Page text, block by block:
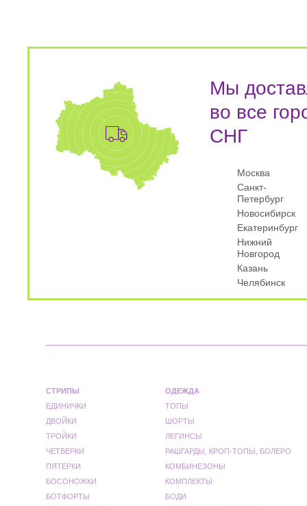
Мы
во все
СНГ
Москва
Санкт-
Петербург
Новосибирск
Екатеринбург
Нижний
Новгород
Казань
Челябинск
СТРИПЫ
ЕДИНИЧКИ
ДВОЙКИ
ТРОЙКИ
ЧЕТВЕРКИ
ПЯТЕРКИ
БОСОНОЖКИ
БОТФОРТЫ
ОДЕЖДА
ТОПЫ
ШОРТЫ
ЛЕГИНСЫ
РАШГАРДЫ, КРОП-ТОПЫ, БОЛЕРО
КОМБИНЕЗОНЫ
КОМПЛЕКТЫ
БОДИ